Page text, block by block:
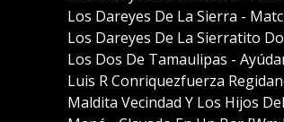
Los Dareyes De La Sierra -
Los Dareyes De La Sierratito
Los Dos De Tamaulipas -
Luis R Conriquezfuerza
Maldita Vecindad Y Los Hijos